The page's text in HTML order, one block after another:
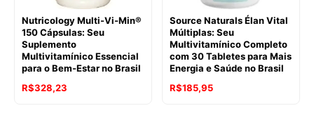
Nutricology Multi-Vi-Min®
150 Cápsulas: Seu
Suplemento
Multivitamínico Essencial
para o Bem-Estar no Brasil
R$328,23
Source Naturals Élan Vital
Múltiplas: Seu
Multivitamínico Completo
com 30 Tabletes para Mais
Energia e Saúde no Brasil
R$185,95